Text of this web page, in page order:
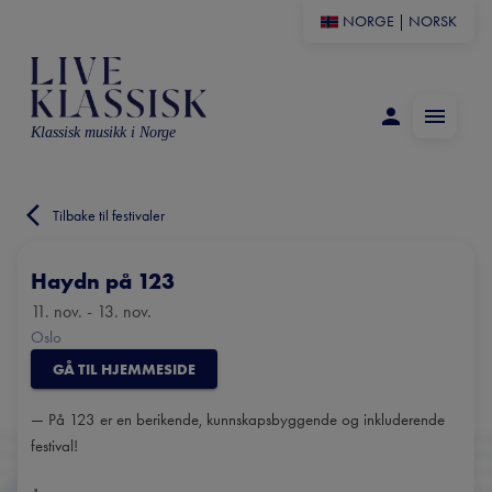
NORGE NORSK
Klassisk musikk i Norge
Tilbake til festivaler
Haydn på 123
11. nov. - 13. nov.
Oslo
GÅ TIL HJEMMESIDE
— På 123 er en berikende, kunnskapsbyggende og inkluderende
festival!